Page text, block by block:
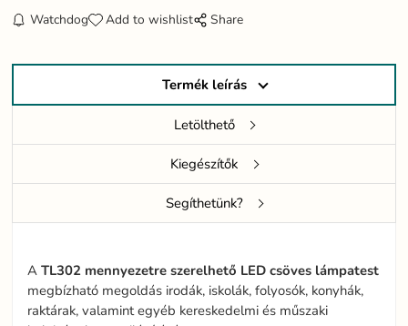
Watchdog Add to wishlist Share
Termék leírás
Letölthető
Kiegészítők
Segíthetünk?
ATL302 mennyezetre szerelhető LED csöves lámpatest
megbízható megoldás irodák, iskolák, folyosók, konyhák,
raktárak, valamint egyéb kereskedelmi és műszaki